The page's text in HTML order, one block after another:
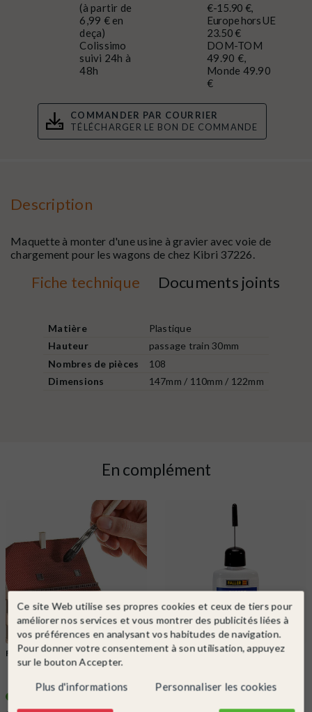
(à partir de
6,99 € en
deça)
Colissimo
suivi 24h à
48h
€-15.90 €,
Europe hors UE
23.50 €
DOM-TOM
49.90 €,
Monde 49.90
€
COMMANDER PAR COURRIER
TÉLÉCHARGER LE BON DE COMMANDE
Description
Maquette à monter d'une usine à gravier avec voie de
chargement pour les wagons de chez Kibri 37226.
Fiche technique Documents joints
Matière
Plastique
Hauteur
passage train 30mm
Nombres de pièces
108
Dimensions
147mm / 110mm / 122mm
En complément
FALLER
Ref. 170695
Set à patiner-FALLER 170695
FALLER
Ref. 170492
Ce site Web utilise ses propres cookies et ceux de tiers pour
améliorer nos services et vous montrer des publicités liées à
vos préférences en analysant vos habitudes de navigation.
Pour donner votre consentement à son utilisation, appuyez
sur le bouton Accepter.
Plus d'informations Personnaliser les cookies